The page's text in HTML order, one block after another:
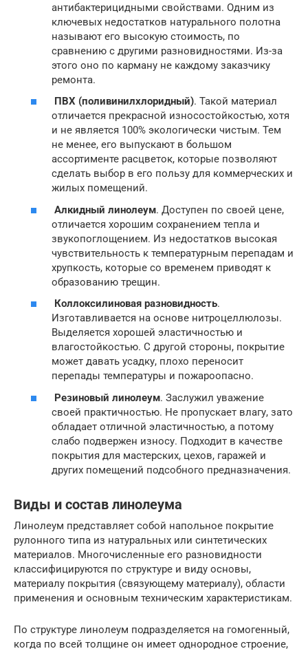
антибактерицидными свойствами. Одним из
ключевых недостатков натурального полотна
называют его высокую стоимость, по
сравнению с другими разновидностями. Из-за
этого оно по карману не каждому заказчику
ремонта.
ПВХ (поливинилхлоридный). Такой материал
отличается прекрасной износостойкостью, хотя
и не является 100% экологически чистым. Тем
не менее, его выпускают в большом
ассортименте расцветок, которые позволяют
сделать выбор в его пользу для коммерческих и
жилых помещений.
Алкидный линолеум. Доступен по своей цене,
отличается хорошим сохранением тепла и
звукопоглощением. Из недостатков высокая
чувствительность к температурным перепадам и
хрупкость, которые со временем приводят к
образованию трещин.
Коллоксилиновая разновидность.
Изготавливается на основе нитроцеллюлозы.
Выделяется хорошей эластичностью и
влагостойкостью. С другой стороны, покрытие
может давать усадку, плохо переносит
перепады температуры и пожароопасно.
Резиновый линолеум. Заслужил уважение
своей практичностью. Не пропускает влагу, зато
обладает отличной эластичностью, а потому
слабо подвержен износу. Подходит в качестве
покрытия для мастерских, цехов, гаражей и
других помещений подсобного предназначения.
Виды и состав линолеума
Линолеум представляет собой напольное покрытие
рулонного типа из натуральных или синтетических
материалов. Многочисленные его разновидности
классифицируются по структуре и виду основы,
материалу покрытия (связующему материалу), области
применения и основным техническим характеристикам.
По структуре линолеум подразделяется на гомогенный,
когда по всей толщине он имеет однородное строение,